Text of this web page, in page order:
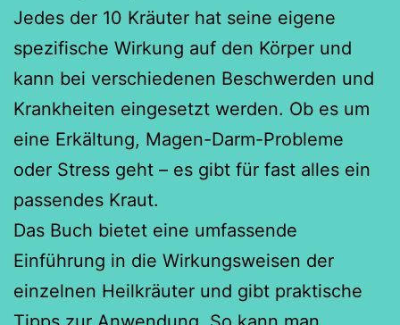
Jedes der 10 Kräuter hat seine eigene
spezifische Wirkung auf den Körper und
kann bei verschiedenen Beschwerden und
Krankheiten eingesetzt werden. Ob es um
eine Erkältung, Magen-Darm-Probleme
oder Stress geht – es gibt für fast alles ein
passendes Kraut.
Das Buch bietet eine umfassende
Einführung in die Wirkungsweisen der
einzelnen Heilkräuter und gibt praktische